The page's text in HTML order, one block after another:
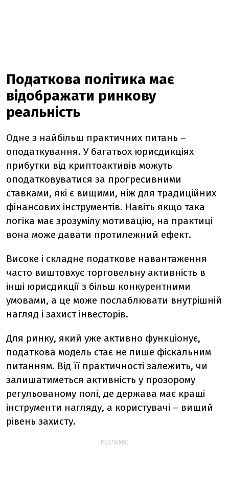
Податкова політика має
відображати ринкову
реальність
Одне з найбільш практичних питань –
оподаткування. У багатьох юрисдикціях
прибутки від криптоактивів можуть
оподатковуватися за прогресивними
ставками, які є вищими, ніж для традиційних
фінансових інструментів. Навіть якщо така
логіка має зрозумілу мотивацію, на практиці
вона може давати протилежний ефект.
Високе і складне податкове навантаження
часто виштовхує торговельну активність в
інші юрисдикції з більш конкурентними
умовами, а це може послаблювати внутрішній
нагляд і захист інвесторів.
Для ринку, який уже активно функціонує,
податкова модель стає не лише фіскальним
питанням. Від її практичності залежить, чи
залишатиметься активність у прозорому
регульованому полі, де держава має кращі
інструменти нагляду, а користувачі – вищий
рівень захисту.
РЕКЛАМА: